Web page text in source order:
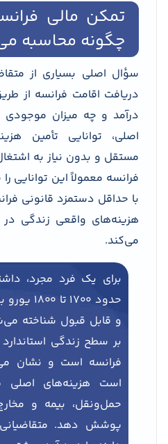
تمکن مالی
چگونه محاسبه
سؤال اصلی بسیاری از
دریافت اقامت فرانسه از
درآمد و چه میزان موجودی
اصلی، توانایی تأمین
مستقل و بدون نیاز به
فرانسه معمولاً این توانایی
هزینه‌های واقعی زندگی در
می‌کند.
برای یک فرد مجرد،
حدود
و قابل قبول شناخته
بر سطح زندگی
فرانسه است و نشان
است هزینه‌های اصلی
حمل‌ونقل، بیمه و
پوشش دهد. متقاضیانی